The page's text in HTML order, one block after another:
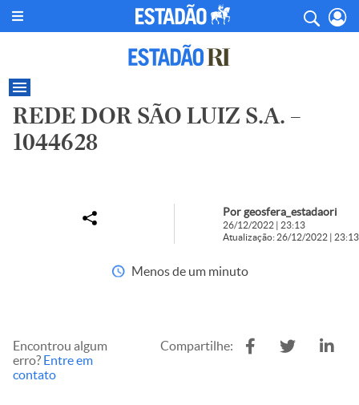
REDE DOR SÃO LUIZ S.A. –
1044628
Por geosfera_estadaori
26/12/2022 | 23:13
Atualização: 26/12/2022 | 23:13
Menos de um minuto
Encontrou algum
erro? Entre em
contato
Compartilhe: